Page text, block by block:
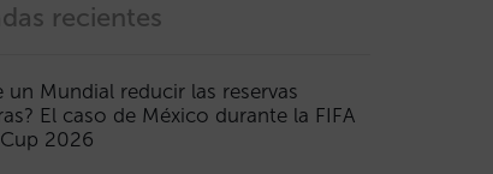
recientes
un Mundial reducir las reservas
El caso de México durante la FIFA
2026